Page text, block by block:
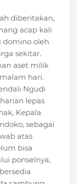
diberitakan,
acap kali
oleh
sekitar.
aset milik
hari.
Ngudi
lepas
Kepala
sebagai
atas
bisa
ponselnya,